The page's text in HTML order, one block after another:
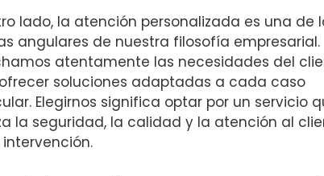
lado, la atención personalizada es una de
angulares de nuestra filosofía empresarial.
atentamente las necesidades del
soluciones adaptadas a cada caso
Elegirnos significa optar por un servicio
la seguridad, la calidad y la atención al